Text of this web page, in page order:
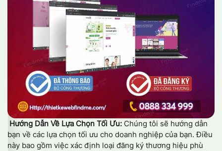
Hướng Dẫn Về Lựa Chọn Tối Ưu: Chúng tôi sẽ hướng dẫn
bạn về các lựa chọn tối ưu cho doanh nghiệp của bạn. Điều
này bao gồm việc xác định loại đăng ký thương hiệu phù